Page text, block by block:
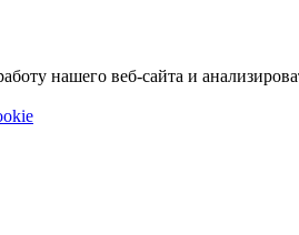
нашего веб-сайта и